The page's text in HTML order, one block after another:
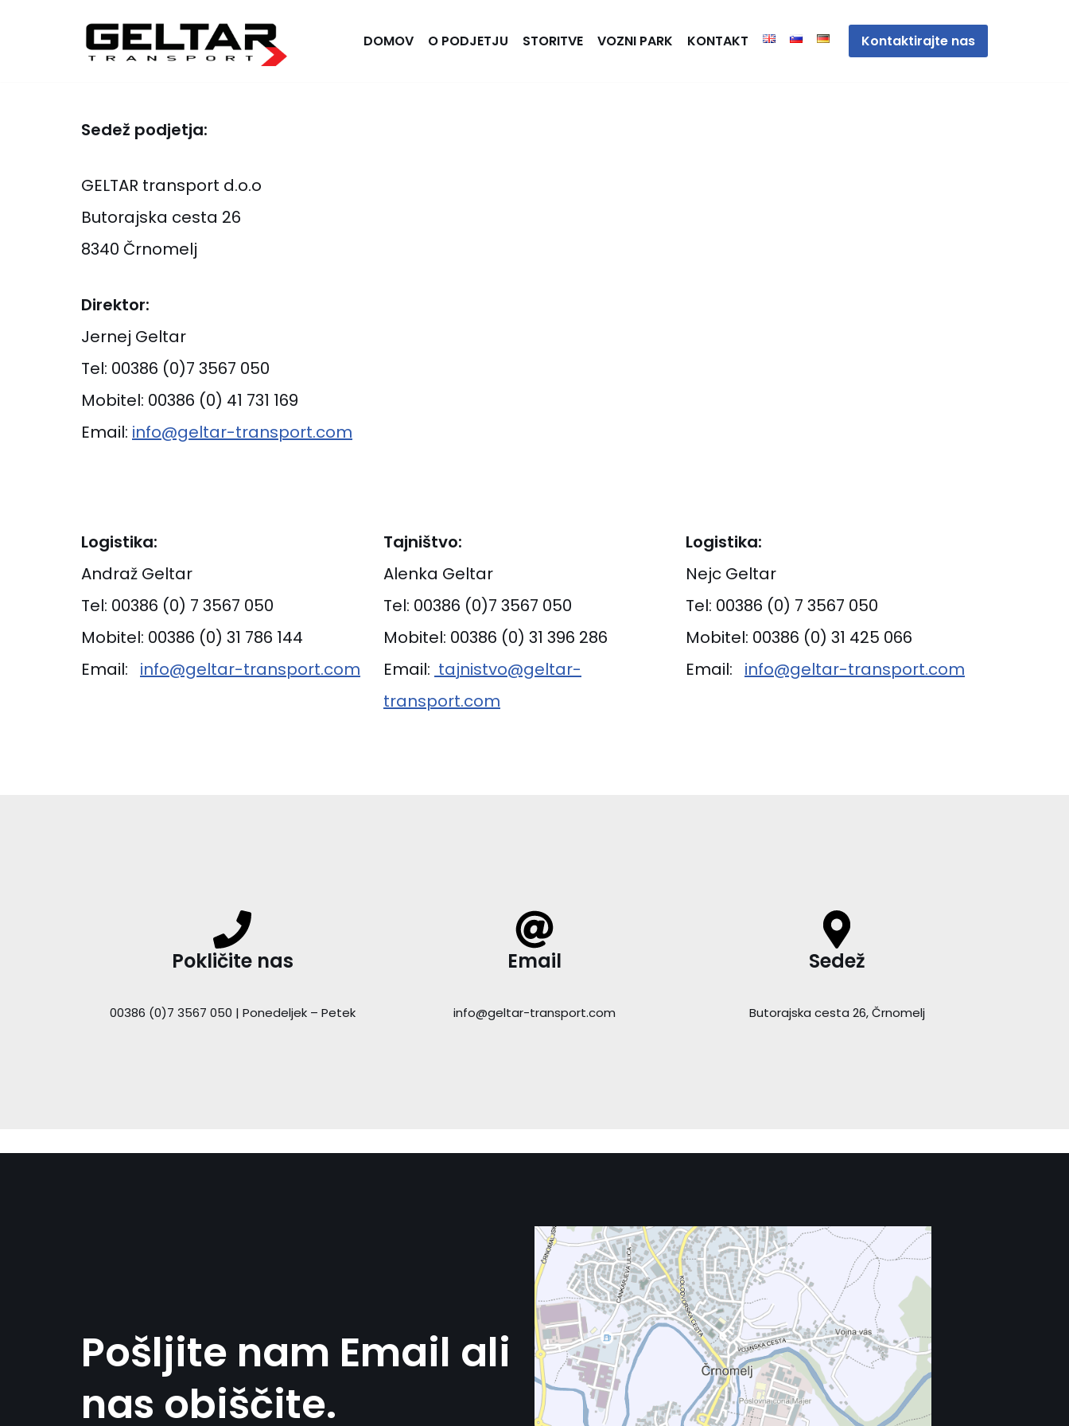
DOMOV O PODJETJU STORITVE VOZNI PARK KONTAKT Kontaktirajte nas
Sedež podjetja:
GELTAR transport d.o.o
Butorajska cesta 26
8340 Črnomelj
Direktor:
Jernej Geltar
Tel: 00386 (0)7 3567 050
Mobitel: 00386 (0) 41 731 169
Email: info@geltar-transport.com
Logistika:
Andraž Geltar
Tel: 00386 (0) 7 3567 050
Mobitel: 00386 (0) 31 786 144
Email: info@geltar-transport.com
Tajništvo:
Alenka Geltar
Tel: 00386 (0)7 3567 050
Mobitel: 00386 (0) 31 396 286
Email: tajnistvo@geltar-
transport.com
Logistika:
Nejc Geltar
Tel: 00386 (0) 7 3567 050
Mobitel: 00386 (0) 31 425 066
Email: info@geltar-transport.com
Pokličite nas
00386 (0)7 3567 050 | Ponedeljek – Petek
Email
info@geltar-transport.com
Sedež
Butorajska cesta 26, Črnomelj
Pošljite nam Email ali
nas obiščite.